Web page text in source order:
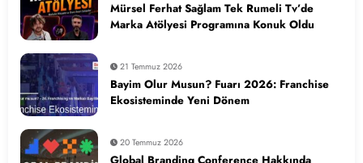
Mürsel Ferhat Sağlam Tek Rumeli Tv’de
Marka Atölyesi Programına Konuk Oldu
21 Temmuz 2026
Bayim Olur Musun? Fuarı 2026: Franchise
Ekosisteminde Yeni Dönem
20 Temmuz 2026